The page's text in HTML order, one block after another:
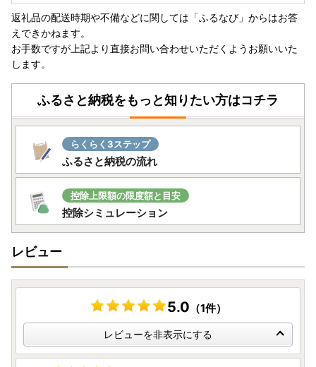
・引越し等により転送となり生じた配送料は、転送先の受取
人様のご負担となります。（転送料は配送業者へご確認くだ
さい）※贈答用としてお送りする場合も同様となります
返礼品の配送時期や不備などに関しては「ふるなび」からはお答
えできかねます。
お手数ですが上記より直接お問い合わせいただくようお願いいた
します。
ふるさと納税をもっと知りたい方はコチラ
らくらく3ステップ
ふるさと納税の流れ
控除上限額の限度額と目安
控除シミュレーション
レビュー
5.0 （1件）
レビューを非表示にする